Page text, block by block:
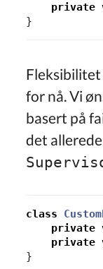
private
}
for nå. Vi
basert på
det
class
private
private
}